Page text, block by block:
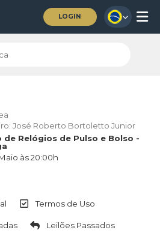
LOGIN
José Roberto Bortoletto Junior
de Relógios de Pulso e Bolso -
às 20:00h
Termos de Uso
Leilões Passados